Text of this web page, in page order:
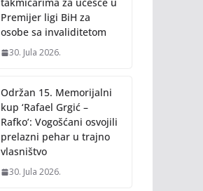
Premijer ligi BiH za
osobe sa invaliditetom
30. Jula 2026.
Održan 15. Memorijalni
kup ‘Rafael Grgić –
Rafko’: Vogošćani osvojili
prelazni pehar u trajno
vlasništvo
30. Jula 2026.